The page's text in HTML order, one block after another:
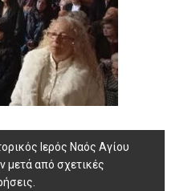
Ιερός Ναός Αγίου
μετά από σχετικές